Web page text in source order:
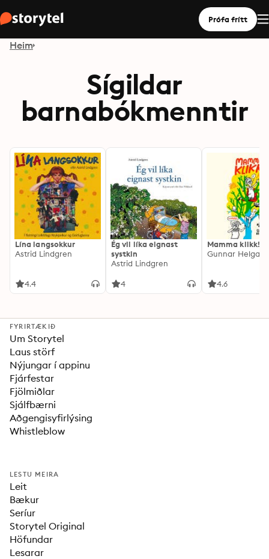
Prófa frítt
Heim
Sígildar
barnabókmenntir
Lína langsokkur
Astrid Lindgren
4.4
Ég vil líka eignast
systkin
Astrid Lindgren
4
Mamma klikk!
Gunnar
4.6
FYRIRTÆKIÐ
Um Storytel
Laus störf
Nýjungar í appinu
Fjárfestar
Fjölmiðlar
Sjálfbærni
Aðgengisyfirlýsing
Whistleblow
LESTU MEIRA
Leit
Bækur
Seríur
Storytel Original
Höfundar
Lesarar